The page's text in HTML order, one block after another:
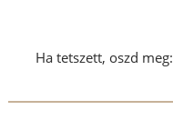
Ha tetszett, oszd meg: